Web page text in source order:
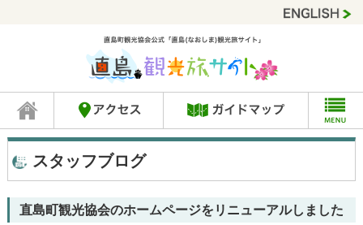
スタッフブログ
直島町観光協会のホームページをリニューアルしました